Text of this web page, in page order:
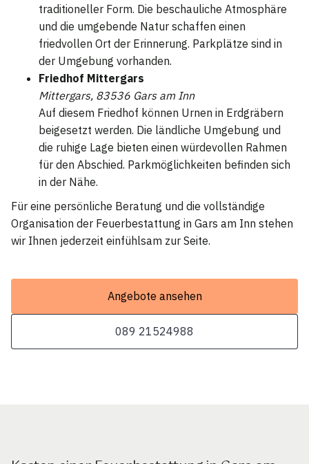
traditioneller Form. Die beschauliche Atmosphäre
und die umgebende Natur schaffen einen
friedvollen Ort der Erinnerung. Parkplätze sind in
der Umgebung vorhanden.
Friedhof Mittergars
Mittergars, 83536 Gars am Inn
Auf diesem Friedhof können Urnen in Erdgräbern
beigesetzt werden. Die ländliche Umgebung und
die ruhige Lage bieten einen würdevollen Rahmen
für den Abschied. Parkmöglichkeiten befinden sich
in der Nähe.
Für eine persönliche Beratung und die vollständige
Organisation der Feuerbestattung in Gars am Inn stehen
wir Ihnen jederzeit einfühlsam zur Seite.
Angebote ansehen
089 21524988